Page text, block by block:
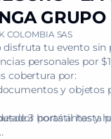
GRUPO
COLOMBIA SAS
disfruta tu evento sin
personales por
cobertura por:
y objetos
portátil hasta
3 horas antes y